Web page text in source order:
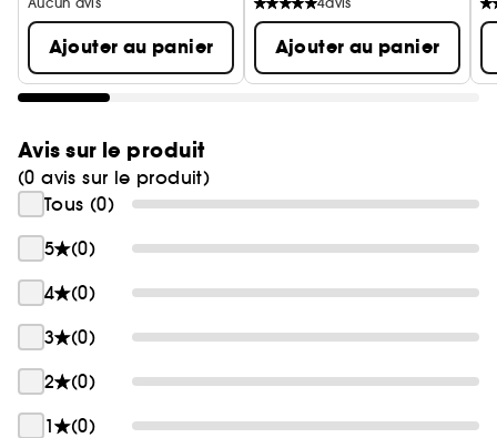
Ajouter au panier Ajouter au panier
Avis sur le produit
(0 avis sur le produit)
Tous (0)
5
(0)
4
(0)
3
(0)
2
(0)
1
(0)